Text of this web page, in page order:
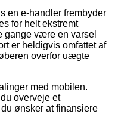
en e-handler frembyder
for helt ekstremt
gange være en varsel
er heldigvis omfattet af
overfor uægte
med mobilen.
overveje et
ønsker at finansiere